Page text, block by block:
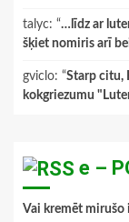
talyc: “…līdz ar
šķiet nomiris arī
gviclo: “Starp citu,
kokgriezumu
e –
Vai kremēt mirušo